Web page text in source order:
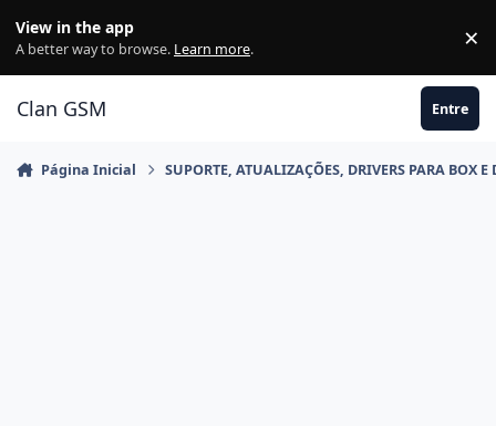
View in the app
A better way to browse. Learn more. ×
Clan GSM Entre
Página Inicial SUPORTE, ATUALIZAÇÕES, DRIVERS PARA BOX E